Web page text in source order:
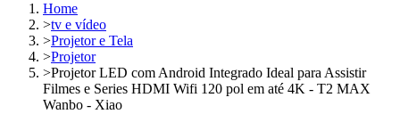
Home
>tv e vídeo
>Projetor e Tela
>Projetor
>Projetor LED com Android Integrado Ideal para Assistir
Filmes e Series HDMI Wifi 120 pol em até 4K - T2 MAX
Wanbo - Xiao